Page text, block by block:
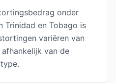
onder
Trinidad en Tobago is
variëren van
van de